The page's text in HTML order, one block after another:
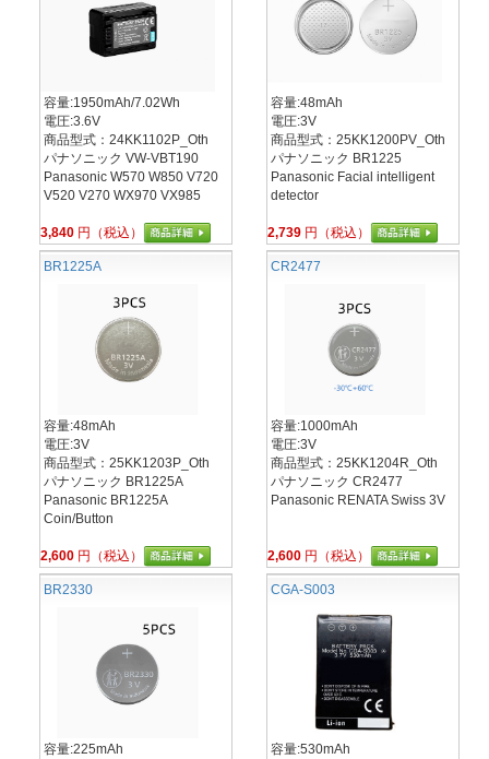
容量:1950mAh/7.02Wh
電圧:3.6V
商品型式：24KK1102P_Oth
パナソニック VW-VBT190
Panasonic W570 W850 V720
V520 V270 WX970 VX985
3,840 円（税込）
容量:48mAh
電圧:3V
商品型式：25KK1200PV_Oth
パナソニック BR1225
Panasonic Facial intelligent
detector
2,739 円（税込）
BR1225A
容量:48mAh
電圧:3V
商品型式：25KK1203P_Oth
パナソニック BR1225A
Panasonic BR1225A
Coin/Button
2,600 円（税込）
CR2477
容量:1000mAh
電圧:3V
商品型式：25KK1204R_Oth
パナソニック CR2477
Panasonic RENATA Swiss 3V
2,600 円（税込）
BR2330
容量:225mAh
CGA-S003
容量:530mAh